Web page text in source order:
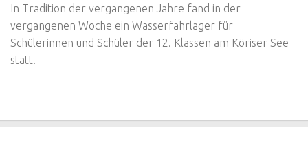
In Tradition der vergangenen Jahre fand in der
vergangenen Woche ein Wasserfahrlager für
Schülerinnen und Schüler der 12. Klassen am Köriser See
statt.